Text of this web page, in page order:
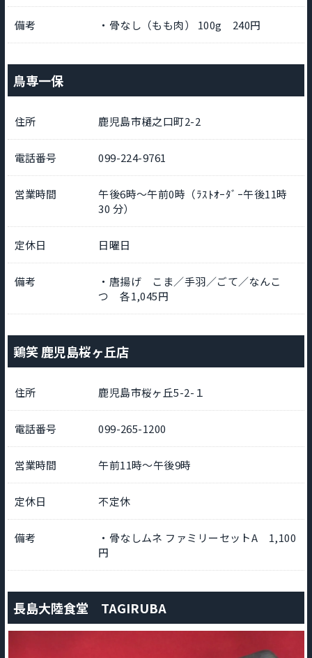
備考 ・骨なし（もも肉） 100g 240円
鳥専一保
住所 鹿児島市樋之口町2-2
電話番号 099-224-9761
営業時間
午後6時～午前0時（ﾗｽﾄｵｰﾀﾞｰ午後11時
30 分）
定休日 日曜日
備考
・唐揚げ こま／手羽／ごて／なんこ
つ 各1,045円
鶏笑 鹿児島桜ヶ丘店
住所 鹿児島市桜ヶ丘5-2-１
電話番号 099-265-1200
営業時間 午前11時～午後9時
定休日 不定休
備考
・骨なしムネ ファミリーセットA 1,100
円
長島大陸食堂 TAGIRUBA